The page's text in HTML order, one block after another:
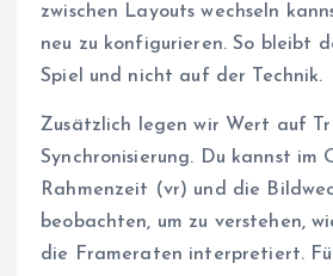
zwischen Layouts wechseln
neu zu konfigurieren. So bleibt
Spiel und nicht auf der Technik.
Zusätzlich legen wir Wert auf
Synchronisierung. Du kannst im
Rahmenzeit (vr) und die
beobachten, um zu verstehen,
die Frameraten interpretiert.